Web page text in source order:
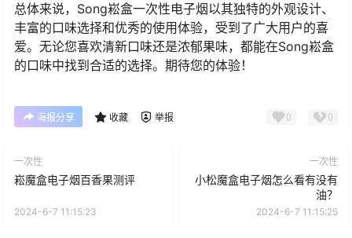
总体来说，Song崧盒一次性电子烟以其独特的外观设计、
丰富的口味选择和优秀的使用体验，受到了广大用户的喜
爱。无论您喜欢清新口味还是浓郁果味，都能在Song崧盒
的口味中找到合适的选择。期待您的体验！
海报分享 收藏 举报 0 0
一次性
崧魔盒电子烟百香果测评
2024-6-7 11:15:23
一次性
小松魔盒电子烟怎么看有没有
油？
2024-6-7 11:15:25